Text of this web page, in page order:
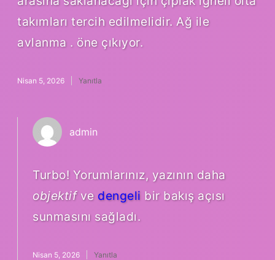
takımları tercih edilmelidir. Ağ ile
avlanma . öne çıkıyor.
Nisan 5, 2026 Yanıtla
admin
Turbo! Yorumlarınız, yazının daha
objektifve dengeli bir bakış açısı
sunmasını sağladı.
Nisan 5, 2026 Yanıtla